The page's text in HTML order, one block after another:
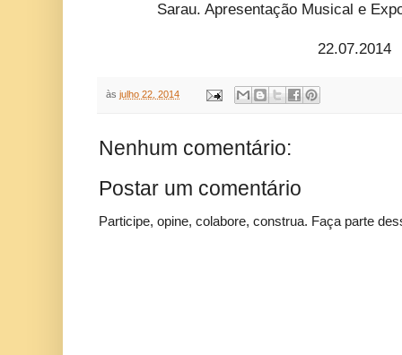
Sarau. Apresentação Musical e
22.07.2014
às julho 22, 2014
Nenhum comentário:
Postar um comentário
Participe, opine, colabore, construa. Faça parte